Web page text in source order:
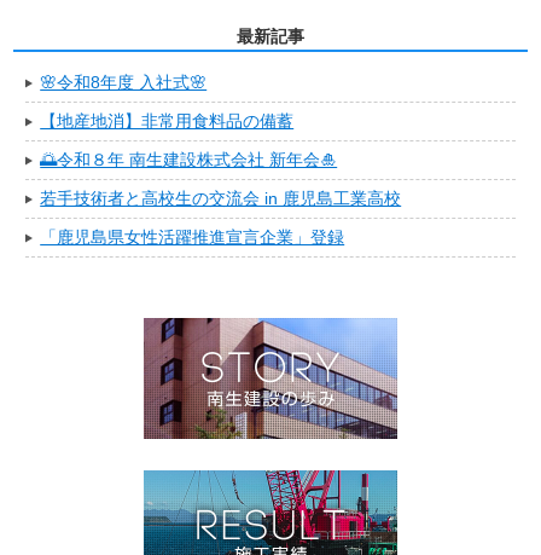
最新記事
🌸令和8年度 入社式🌸
【地産地消】非常用食料品の備蓄
🌅令和８年 南生建設株式会社 新年会🎍
若手技術者と高校生の交流会 in 鹿児島工業高校
「鹿児島県女性活躍推進宣言企業」登録